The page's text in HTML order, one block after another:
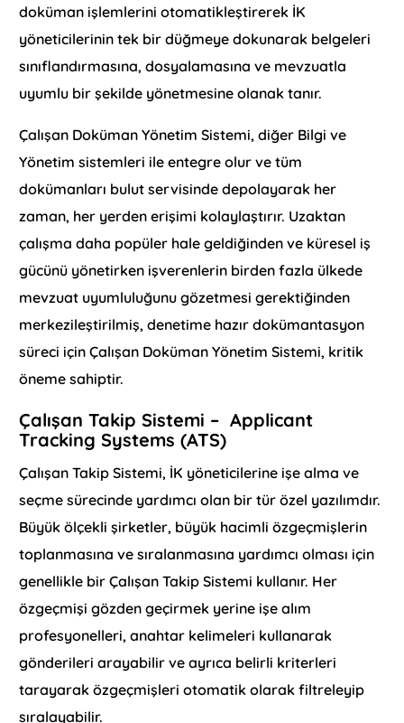
doküman işlemlerini otomatikleştirerek İK
yöneticilerinin tek bir düğmeye dokunarak belgeleri
sınıflandırmasına, dosyalamasına ve mevzuatla
uyumlu bir şekilde yönetmesine olanak tanır.
Çalışan Doküman Yönetim Sistemi, diğer Bilgi ve
Yönetim sistemleri ile entegre olur ve tüm
dokümanları bulut servisinde depolayarak her
zaman, her yerden erişimi kolaylaştırır. Uzaktan
çalışma daha popüler hale geldiğinden ve küresel iş
gücünü yönetirken işverenlerin birden fazla ülkede
mevzuat uyumluluğunu gözetmesi gerektiğinden
merkezileştirilmiş, denetime hazır dokümantasyon
süreci için Çalışan Doküman Yönetim Sistemi, kritik
öneme sahiptir.
Çalışan Takip Sistemi – Applicant
Tracking Systems (ATS)
Çalışan Takip Sistemi, İK yöneticilerine işe alma ve
seçme sürecinde yardımcı olan bir tür özel yazılımdır.
Büyük ölçekli şirketler, büyük hacimli özgeçmişlerin
toplanmasına ve sıralanmasına yardımcı olması için
genellikle bir Çalışan Takip Sistemi kullanır. Her
özgeçmişi gözden geçirmek yerine işe alım
profesyonelleri, anahtar kelimeleri kullanarak
gönderileri arayabilir ve ayrıca belirli kriterleri
tarayarak özgeçmişleri otomatik olarak filtreleyip
sıralayabilir.